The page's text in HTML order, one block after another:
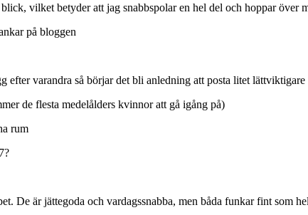
vilket betyder att jag snabbspolar en hel del och hoppar över
på bloggen
efter varandra så börjar det bli anledning att posta litet lättviktigare
de flesta medelålders kvinnor att gå igång på)
rum
De är jättegoda och vardagssnabba, men båda funkar fint som